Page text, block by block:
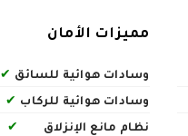
مميزات الأمان
وسادات هوائية للسائق ✔
وسادات هوائية للركاب ✔
نظام مانع الإنزلاق
✔